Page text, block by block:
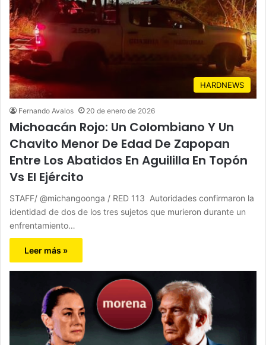
HARDNEWS
Fernando Avalos 20 de enero de 2026
Michoacán Rojo: Un Colombiano Y Un
Chavito Menor De Edad De Zapopan
Entre Los Abatidos En Aguililla En Topón
Vs El Ejército
STAFF/ @michangoonga / RED 113 Autoridades confirmaron la
identidad de dos de los tres sujetos que murieron durante un
enfrentamiento…
Leer más »